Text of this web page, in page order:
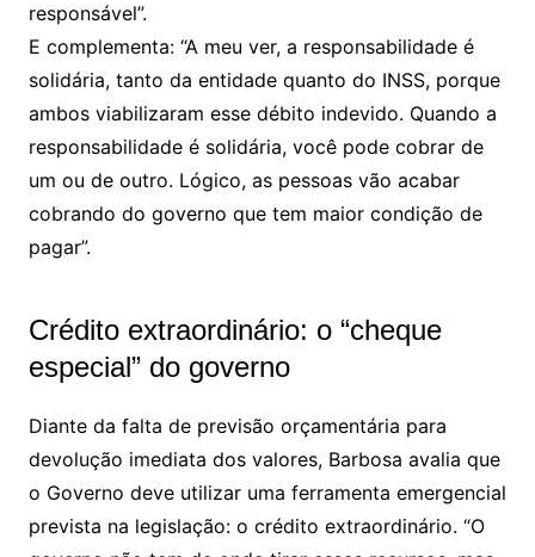
responsável”.
E complementa: “A meu ver, a responsabilidade é
solidária, tanto da entidade quanto do INSS, porque
ambos viabilizaram esse débito indevido. Quando a
responsabilidade é solidária, você pode cobrar de
um ou de outro. Lógico, as pessoas vão acabar
cobrando do governo que tem maior condição de
pagar”.
Crédito extraordinário: o “cheque
especial” do governo
Diante da falta de previsão orçamentária para
devolução imediata dos valores, Barbosa avalia que
o Governo deve utilizar uma ferramenta emergencial
prevista na legislação: o crédito extraordinário. “O